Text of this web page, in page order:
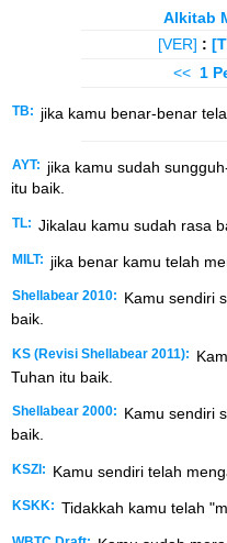
Alkitab
[VER] :
<< 1
TB: jika kamu benar-benar
AYT:
jika kamu sudah
itu baik.
TL: Jikalau kamu sudah rasa
MILT: jika benar kamu telah
Shellabear 2010:
Kamu sendiri
baik.
KS (Revisi Shellabear 2011):
Tuhan itu baik.
Shellabear 2000:
Kamu sendiri
baik.
KSZI: Kamu sendiri telah
KSKK: Tidakkah kamu telah